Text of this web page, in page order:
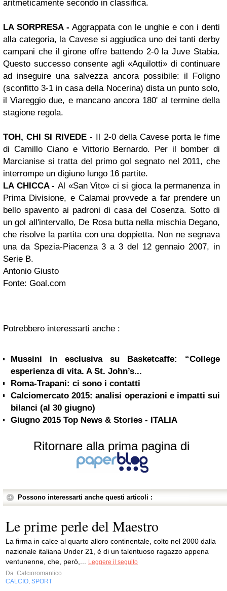
aritmeticamente secondo in classifica.
LA SORPRESA - Aggrappata con le unghie e con i denti
alla categoria, la Cavese si aggiudica uno dei tanti derby
campani che il girone offre battendo 2-0 la Juve Stabia.
Questo successo consente agli «Aquilotti» di continuare
ad inseguire una salvezza ancora possibile: il Foligno
(sconfitto 3-1 in casa della Nocerina) dista un punto solo,
il Viareggio due, e mancano ancora 180' al termine della
stagione regola.
TOH, CHI SI RIVEDE - Il 2-0 della Cavese porta le fime
di Camillo Ciano e Vittorio Bernardo. Per il bomber di
Marcianise si tratta del primo gol segnato nel 2011, che
interrompe un digiuno lungo 16 partite.
LA CHICCA - Al «San Vito» ci si gioca la permanenza in
Prima Divisione, e Calamai provvede a far prendere un
bello spavento ai padroni di casa del Cosenza. Sotto di
un gol all'intervallo, De Rosa butta nella mischia Degano,
che risolve la partita con una doppietta. Non ne segnava
una da Spezia-Piacenza 3 a 3 del 12 gennaio 2007, in
Serie B.
Antonio Giusto
Fonte: Goal.com
Potrebbero interessarti anche :
Mussini in esclusiva su Basketcaffe: “College
esperienza di vita. A St. John’s...
Roma-Trapani: ci sono i contatti
Calciomercato 2015: analisi operazioni e impatti sui
bilanci (al 30 giugno)
Giugno 2015 Top News & Stories - ITALIA
Ritornare alla prima pagina di
Possono interessarti anche questi articoli :
Le prime perle del Maestro
La firma in calce al quarto alloro continentale, colto nel 2000 dalla
nazionale italiana Under 21, è di un talentuoso ragazzo appena
ventunenne, che, però,... Leggere il seguito
Da Calcioromantico
CALCIO, SPORT